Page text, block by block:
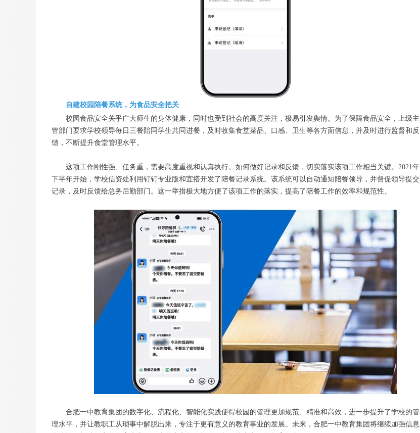
自建校园陪餐系统，为食品安全把关
校园食品安全关乎广大师生的身体健康，同时也受到社会的高度关注，极易引发舆情。为了保障食品安全，上级主
管部门要求学校领导每日三餐陪同学生共同进餐，及时收集食堂菜品、口感、卫生等各方面信息，并及时进行监督和反
馈，不断提升食堂管理水平。
这项工作刚性强、任务重，需要高度重视和认真执行。如何做好记录和反馈，切实落实该项工作相当关键。2021年
下半年开始，学校信资处利用钉钉专业版和宜搭开发了陪餐记录系统。该系统可以自动通知陪餐领导，并督促领导提交
记录，及时反馈给总务后勤部门。这一举措极大地方便了该项工作的落实，提高了陪餐工作的效率和规范性。
合肥一中教育集团的数字化、流程化、智能化实践使得校园的管理更加规范、精准和高效，进一步提升了学校的管
理水平，并让教职工从琐事中解脱出来，专注于更有意义的教育事业的发展。未来，合肥一中教育集团将继续加强信息